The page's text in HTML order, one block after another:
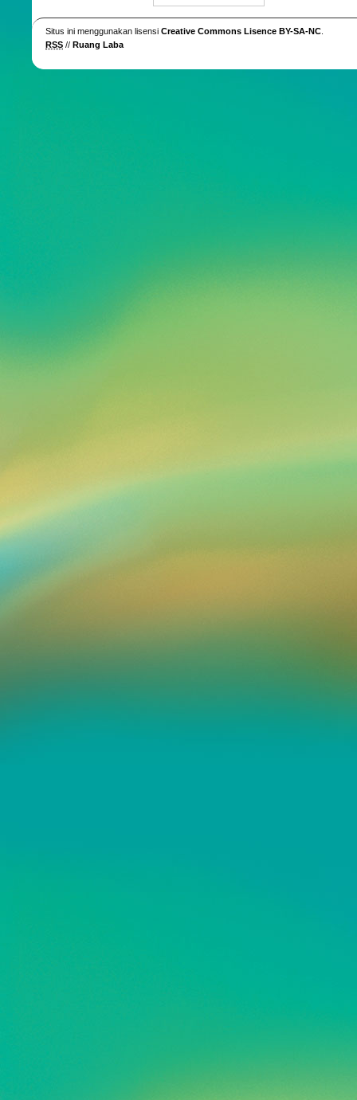
Situs ini menggunakan lisensi Creative Commons Lisence BY-SA-NC
RSS // Ruang Laba